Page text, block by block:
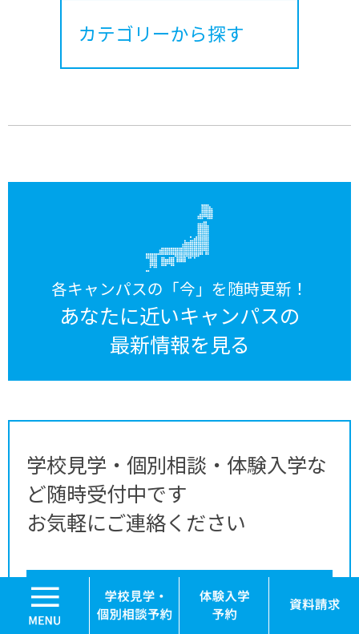
学校見学・個別相
体験入
カテゴリーから探す
ライフスタイル
教育全体について
各キャンパスの「今」を随時更新！
あなたに近いキャンパスの
最新情報を見る
学校見学・個別相談・体験入学な
ど随時受付中です
お気軽にご連絡ください
学校見学・個別相談 予約